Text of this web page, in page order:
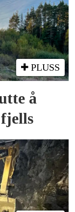
PLUSS
å